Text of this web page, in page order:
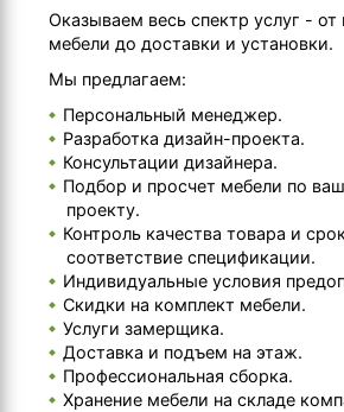
Оказываем весь спектр услуг -
мебели до доставки и установки.
Мы предлагаем:
Персональный менеджер.
Разработка дизайн-проекта.
Консультации дизайнера.
Подбор и просчет мебели по
проекту.
Контроль качества товара и
соответствие спецификации.
Индивидуальные условия
Скидки на комплект мебели.
Услуги замерщика.
Доставка и подъем на этаж.
Профессиональная сборка.
Хранение мебели на складе